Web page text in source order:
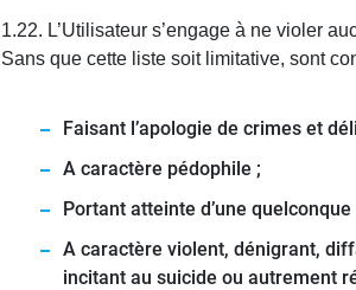
1.22. L’Utilisateur s’engage à ne violer
Sans que cette liste soit limitative, sont
Faisant l’apologie de crimes et
A caractère pédophile ;
Portant atteinte d’une
A caractère violent, dénigrant,
incitant au suicide ou autrement